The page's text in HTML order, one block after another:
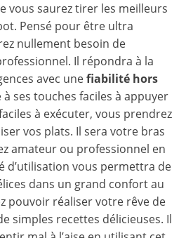
vous saurez tirer les meilleurs
Pensé pour être ultra
nullement besoin de
Il répondra à la
avec unefiabilité hors
à ses touches faciles à appuyer
à exécuter, vous prendrez
vos plats. Il sera votre bras
amateur ou professionnel en
d’utilisation vous permettra de
dans un grand confort au
pouvoir réaliser votre rêve de
simples recettes délicieuses. Il